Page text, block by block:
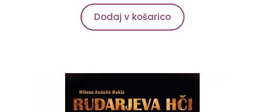
Dodaj v košarico